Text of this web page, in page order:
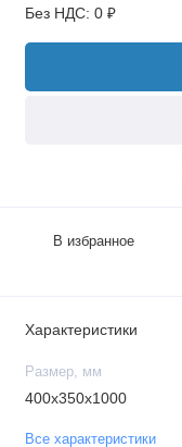
Без НДС: 0 ₽
В избранное
Характеристики
Размер, мм
400x350x1000
Все характеристики